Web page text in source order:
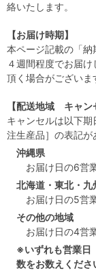
絡いたします。
【お届け時期】
本ページ記載の「納
４週間程度でお届
頂く場合がございま
【配送地域 キャン
キャンセルは以下
注生産品］の表記が
沖縄県
お届け日の6営
北海道・東北・
お届け日の5営
その他の地域
お届け日の4営
※いずれも営業日
数をお数えくださ